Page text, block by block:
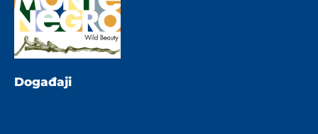
Događaji